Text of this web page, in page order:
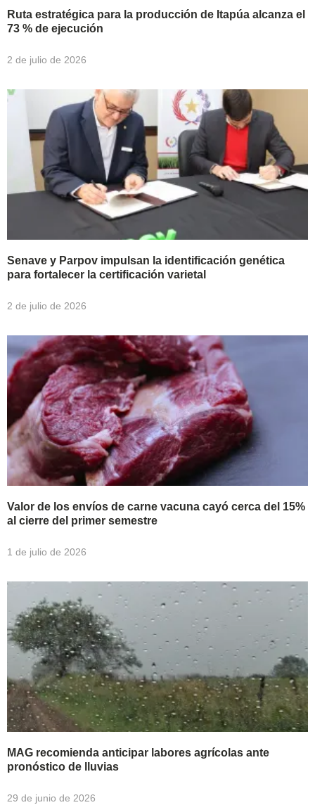
Ruta estratégica para la producción de Itapúa alcanza el
73 % de ejecución
2 de julio de 2026
Senave y Parpov impulsan la identificación genética
para fortalecer la certificación varietal
2 de julio de 2026
Valor de los envíos de carne vacuna cayó cerca del 15%
al cierre del primer semestre
1 de julio de 2026
MAG recomienda anticipar labores agrícolas ante
pronóstico de lluvias
29 de junio de 2026